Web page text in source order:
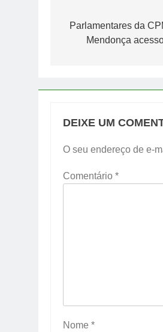
de
Parlamentares da
Mendonça
DEIXE UM
O seu endereço de e-
Comentário *
Nome *